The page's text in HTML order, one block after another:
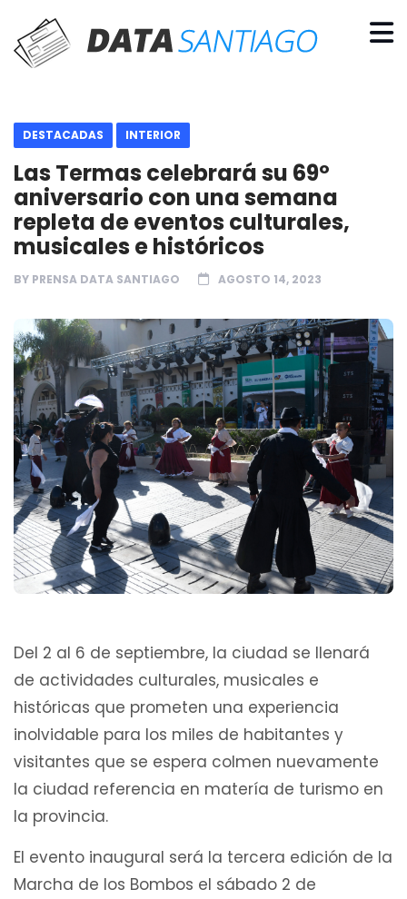
DESTACADAS INTERIOR
Las Termas celebrará su 69º
aniversario con una semana
repleta de eventos culturales,
musicales e históricos
BY PRENSA DATA SANTIAGO AGOSTO 14, 2023
Del 2 al 6 de septiembre, la ciudad se llenará
de actividades culturales, musicales e
históricas que prometen una experiencia
inolvidable para los miles de habitantes y
visitantes que se espera colmen nuevamente
la ciudad referencia en matería de turismo en
la provincia.
El evento inaugural será la tercera edición de la
Marcha de los Bombos el sábado 2 de